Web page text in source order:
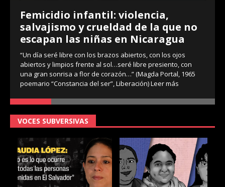
Femicidio infantil: violencia,
salvajismo y crueldad de la que no
escapan las niñas en Nicaragua
“Un día seré libre con los brazos abiertos, con los ojos
abiertos y limpios frente al sol…seré libre presiento, con
una gran sonrisa a flor de corazón…” (Magda Portal, 1965
poemario “Constancia del ser”, Liberación)Leer más
VOCES SUBVERSIVAS